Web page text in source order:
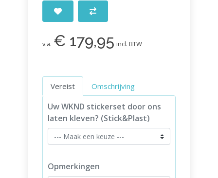
v.a. € 179,95 incl. BTW
Vereist Omschrijving
Uw WKND stickerset door ons
laten kleven? (Stick&Plast)
Opmerkingen